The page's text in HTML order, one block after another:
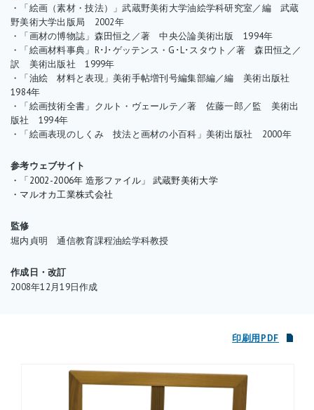
蝶番（ちょうつがい）が付いたものや、木枠の厚さを通常のもの
よりも厚くし、キャンバスを包み張り（キャンバスを木枠の側面
で留めるのではなく、裏面で留める方法）することで、側面への
描画などを可能にしたものなどがあります。
良い木枠を見分けるポイントは、「木材が完全に乾燥している
か」、「木目がしっかり詰まっているか」などの点を確認しまし
ょう。
た大きさの画面に描き始めるようになったのは18世紀後半からと
いわれ、それまでは作品が完成してから、絵の大きさに合わせて
木枠を作るのが一般的でした。今日の国内における絵画標準サイ
区分やF型・P型・M型などと呼ばれる縦横比の異なる形状、様々
ています。
・「絵画（素材・技法）」武蔵野美術大学油絵学科研究室／編 武蔵
野美術大学出版局 2002年
・「画材の博物誌」森田恒之／著 中央公論美術出版 1994年
・「絵画材料事典」R･J･ゲッテンス・G･L･スタウト／著 森田恒之／
訳 美術出版社 1999年
・「油絵 材料と表現」美術手帖増刊号編集部編／編 美術出版社
1984年
・「絵画技術全書」クルト・ヴェールテ／著 佐藤一郎／監 美術出
版社 1994年
・「絵画表現のしくみ 技法と画材の小百科」美術出版社 2000年
参考ウェブサイト
・「2002-2006年 造形ファイル」 武蔵野美術大学
・マルオカ工業株式会社
監修
堀内貞明 通信教育課程油絵学科教授
作成日・改訂
2008年12月19日作成
印刷用PDF